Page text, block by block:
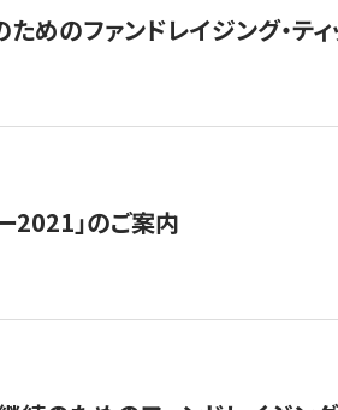
のためのファンドレイジング・
2021」のご案内